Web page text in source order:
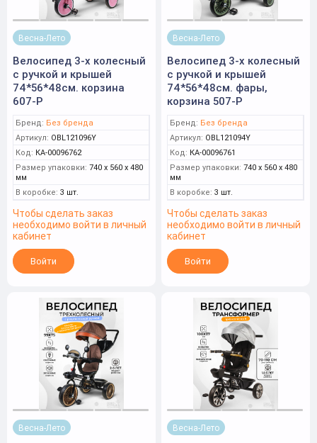
Весна-Лето
Велосипед 3-х колесный
с ручкой и крышей
74*56*48см. корзина
607-P
Бренд: Без бренда
Артикул: OBL121096Y
Код: КА-00096762
Размер упаковки: 740 x 560 x 480
мм
В коробке: 3 шт.
Чтобы сделать заказ
необходимо войти в личный
кабинет
Войти
Весна-Лето
Велосипед 3-х колесный
с ручкой и крышей
74*56*48см. фары,
корзина 507-P
Бренд: Без бренда
Артикул: OBL121094Y
Код: КА-00096761
Размер упаковки: 740 x 560 x 480
мм
В коробке: 3 шт.
Чтобы сделать заказ
необходимо войти в личный
кабинет
Войти
Весна-Лето Весна-Лето